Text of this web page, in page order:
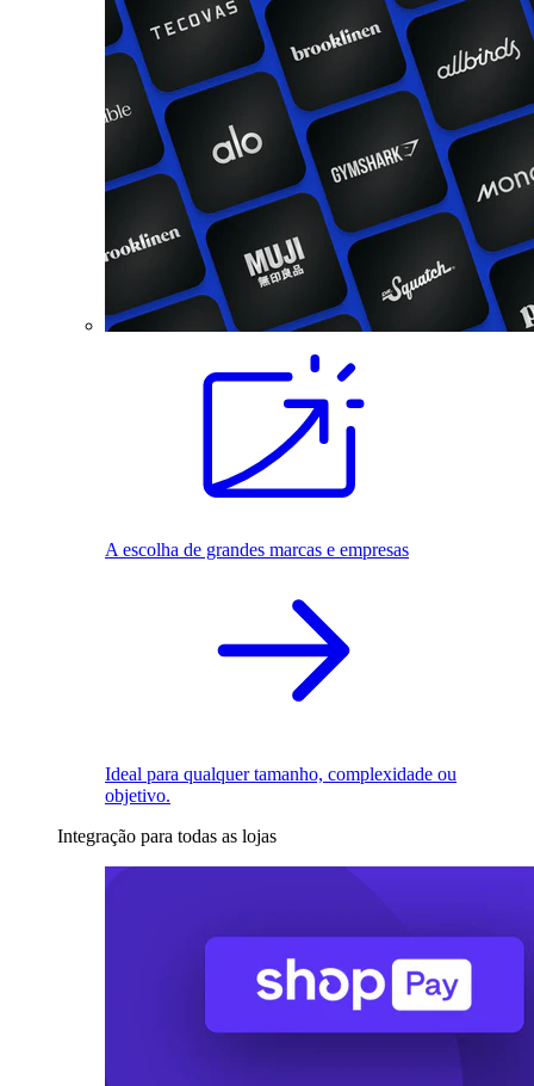
A escolha de grandes marcas e empresas
Ideal para qualquer tamanho, complexidade ou
objetivo.
Integração para todas as lojas